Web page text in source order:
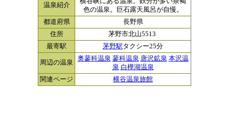
温泉紹介
色の温泉。巨石露天風呂が自慢。
都道府県
長野県
住所
茅野市北山5513
最寄駅
茅野駅タクシー25分
周辺の温泉
奥蓼科温泉 蓼科温泉 唐沢鉱泉 本沢温
泉 白樺湖温泉
関連ページ
横谷温泉旅館